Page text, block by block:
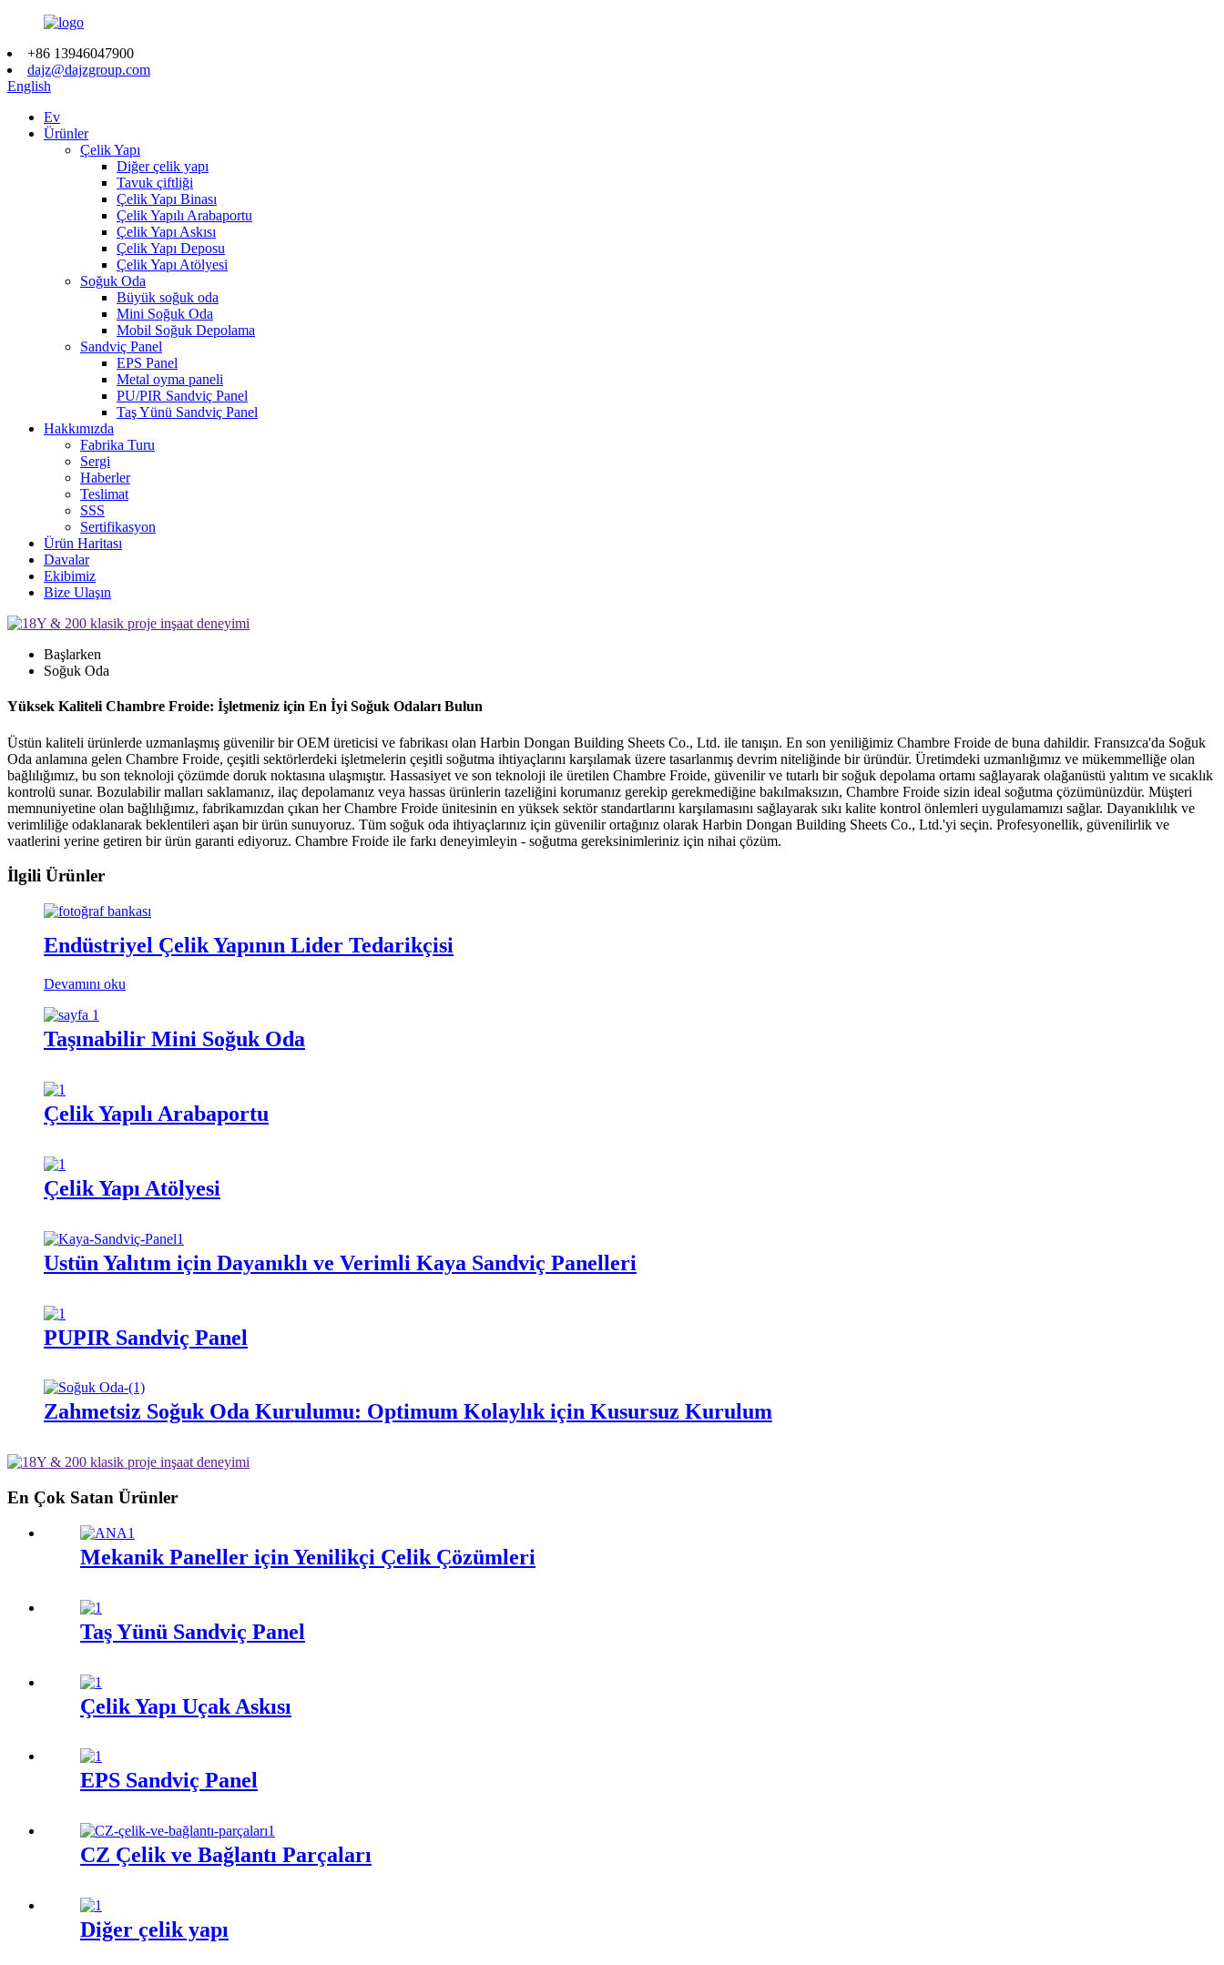
+86 13946047900
dajz@dajzgroup.com
English
Ev
Ürünler
Çelik Yapı
Diğer çelik yapı
Tavuk çiftliği
Çelik Yapı Binası
Çelik Yapılı Arabaportu
Çelik Yapı Askısı
Çelik Yapı Deposu
Çelik Yapı Atölyesi
Soğuk Oda
Büyük soğuk oda
Mini Soğuk Oda
Mobil Soğuk Depolama
Sandviç Panel
EPS Panel
Metal oyma paneli
PU/PIR Sandviç Panel
Taş Yünü Sandviç Panel
Hakkımızda
Fabrika Turu
Sergi
Haberler
Teslimat
SSS
Sertifikasyon
Ürün Haritası
Davalar
Ekibimiz
Bize Ulaşın
Başlarken
Soğuk Oda
Yüksek Kaliteli Chambre Froide: İşletmeniz için En İyi Soğuk Odaları Bulun
Üstün kaliteli ürünlerde uzmanlaşmış güvenilir bir OEM üreticisi ve fabrikası olan Harbin Dongan Building Sheets Co., Ltd. ile tanışın. En son yeniliğimiz Chambre Froide de buna dahildir. Fransızca'da Soğuk
Oda anlamına gelen Chambre Froide, çeşitli sektörlerdeki işletmelerin çeşitli soğutma ihtiyaçlarını karşılamak üzere tasarlanmış devrim niteliğinde bir üründür. Üretimdeki uzmanlığımız ve mükemmelliğe olan
bağlılığımız, bu son teknoloji çözümde doruk noktasına ulaşmıştır. Hassasiyet ve son teknoloji ile üretilen Chambre Froide, güvenilir ve tutarlı bir soğuk depolama ortamı sağlayarak olağanüstü yalıtım ve sıcaklık
kontrolü sunar. Bozulabilir malları saklamanız, ilaç depolamanız veya hassas ürünlerin tazeliğini korumanız gerekip gerekmediğine bakılmaksızın, Chambre Froide sizin ideal soğutma çözümünüzdür. Müşteri
memnuniyetine olan bağlılığımız, fabrikamızdan çıkan her Chambre Froide ünitesinin en yüksek sektör standartlarını karşılamasını sağlayarak sıkı kalite kontrol önlemleri uygulamamızı sağlar. Dayanıklılık ve
verimliliğe odaklanarak beklentileri aşan bir ürün sunuyoruz. Tüm soğuk oda ihtiyaçlarınız için güvenilir ortağınız olarak Harbin Dongan Building Sheets Co., Ltd.'yi seçin. Profesyonellik, güvenilirlik ve
vaatlerini yerine getiren bir ürün garanti ediyoruz. Chambre Froide ile farkı deneyimleyin - soğutma gereksinimleriniz için nihai çözüm.
İlgili Ürünler
Endüstriyel Çelik Yapının Lider Tedarikçisi
Devamını oku
Taşınabilir Mini Soğuk Oda
Çelik Yapılı Arabaportu
Çelik Yapı Atölyesi
Üstün Yalıtım için Dayanıklı ve Verimli Kaya Sandviç Panelleri
PUPIR Sandviç Panel
Zahmetsiz Soğuk Oda Kurulumu: Optimum Kolaylık için Kusursuz Kurulum
En Çok Satan Ürünler
Mekanik Paneller için Yenilikçi Çelik Çözümleri
Taş Yünü Sandviç Panel
Çelik Yapı Uçak Askısı
EPS Sandviç Panel
CZ Çelik ve Bağlantı Parçaları
Diğer çelik yapı